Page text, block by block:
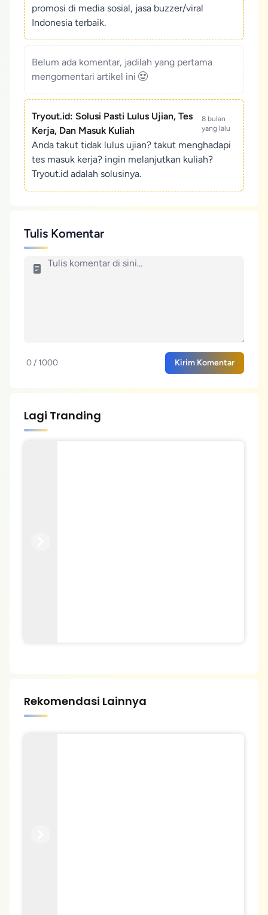
promosi di media sosial, jasa buzzer/viral
Indonesia terbaik.
Belum ada komentar, jadilah yang pertama
mengomentari artikel ini
Tryout.id: Solusi Pasti Lulus Ujian, Tes
Kerja, Dan Masuk Kuliah
8 bulan
yang lalu
Anda takut tidak lulus ujian? takut menghadapi
tes masuk kerja? ingin melanjutkan kuliah?
Tryout.id adalah solusinya.
Tulis Komentar
0 / 1000 Kirim Komentar
Lagi Tranding
Rekomendasi Lainnya